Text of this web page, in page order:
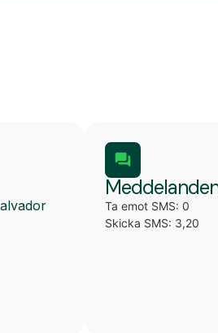
Ta emot SMS: 0
Skicka SMS: 3,20